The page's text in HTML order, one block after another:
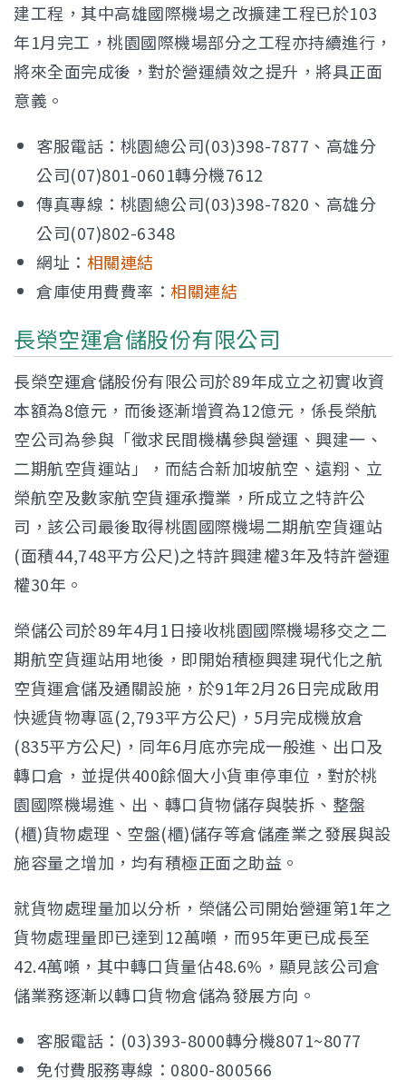
建工程，其中高雄國際機場之改擴建工程已於103
年1月完工，桃園國際機場部分之工程亦持續進行，
將來全面完成後，對於營運績效之提升，將具正面
意義。
客服電話：桃園總公司(03)398-7877、高雄分
公司(07)801-0601轉分機7612
傳真專線：桃園總公司(03)398-7820、高雄分
公司(07)802-6348
網址： 相關連結
倉庫使用費費率： 相關連結
長榮空運倉儲股份有限公司
長榮空運倉儲股份有限公司於89年成立之初實收資
本額為8億元，而後逐漸增資為12億元，係長榮航
空公司為參與「徵求民間機構參與營運、興建一、
二期航空貨運站」，而結合新加坡航空、遠翔、立
榮航空及數家航空貨運承攬業，所成立之特許公
司，該公司最後取得桃園國際機場二期航空貨運站
(面積44,748平方公尺)之特許興建權3年及特許營運
權30年。
榮儲公司於89年4月1日接收桃園國際機場移交之二
期航空貨運站用地後，即開始積極興建現代化之航
空貨運倉儲及通關設施，於91年2月26日完成啟用
快遞貨物專區(2,793平方公尺)，5月完成機放倉
(835平方公尺)，同年6月底亦完成一般進、出口及
轉口倉，並提供400餘個大小貨車停車位，對於桃
園國際機場進、出、轉口貨物儲存與裝拆、整盤
(櫃)貨物處理、空盤(櫃)儲存等倉儲產業之發展與設
施容量之增加，均有積極正面之助益。
就貨物處理量加以分析，榮儲公司開始營運第1年之
貨物處理量即已達到12萬噸，而95年更已成長至
42.4萬噸，其中轉口貨量佔48.6%，顯見該公司倉
儲業務逐漸以轉口貨物倉儲為發展方向。
客服電話：(03)393-8000轉分機8071~8077
免付費服務專線：0800-800566